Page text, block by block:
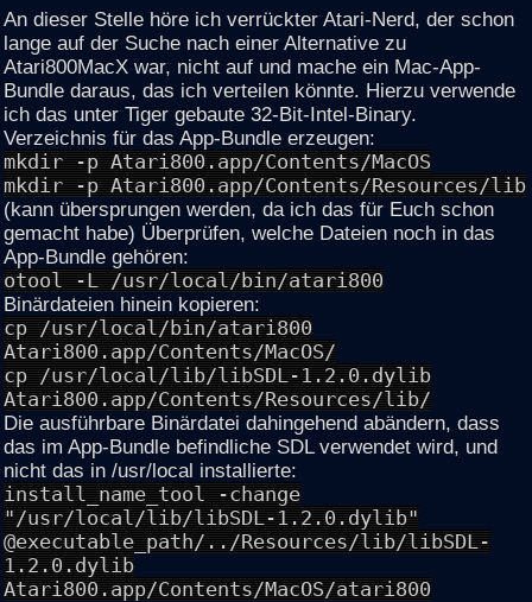
An dieser Stelle höre ich verrückter Atari-Nerd, der schon
lange auf der Suche nach einer Alternative zu
Atari800MacX war, nicht auf und mache ein Mac-App-
Bundle daraus, das ich verteilen könnte. Hierzu verwende
ich das unter Tiger gebaute 32-Bit-Intel-Binary.
Verzeichnis für das App-Bundle erzeugen:
mkdir -p Atari800.app/Contents/MacOS
mkdir -p Atari800.app/Contents/Resources/lib
(kann übersprungen werden, da ich das für Euch schon
gemacht habe) Überprüfen, welche Dateien noch in das
App-Bundle gehören:
otool -L /usr/local/bin/atari800
Binärdateien hinein kopieren:
cp /usr/local/bin/atari800
Atari800.app/Contents/MacOS/
cp /usr/local/lib/libSDL-1.2.0.dylib
Atari800.app/Contents/Resources/lib/
Die ausführbare Binärdatei dahingehend abändern, dass
das im App-Bundle befindliche SDL verwendet wird, und
nicht das in /usr/local installierte:
install_name_tool -change
"/usr/local/lib/libSDL-1.2.0.dylib"
@executable_path/../Resources/lib/libSDL-
1.2.0.dylib
Atari800.app/Contents/MacOS/atari800